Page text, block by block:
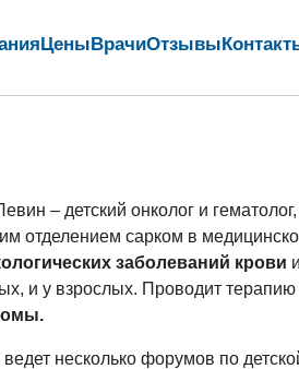
ЦеныВрачиОтзывы
– детский онколог и
отделением сарком в
заболеваний крови
и у взрослых. Проводит терапию
несколько форумов по